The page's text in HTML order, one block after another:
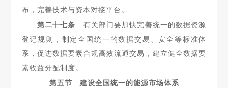
布，完善技术与资本对接平台。
第二十七条 有关部门要加快完善统一的数据资源
登记规则， 制定全国统一的数据交易、安全等标准体
系，促进数据要素合规高效流通交易，建立健全数据要
素收益分配制度。
第五节 建设全国统一的能源市场体系